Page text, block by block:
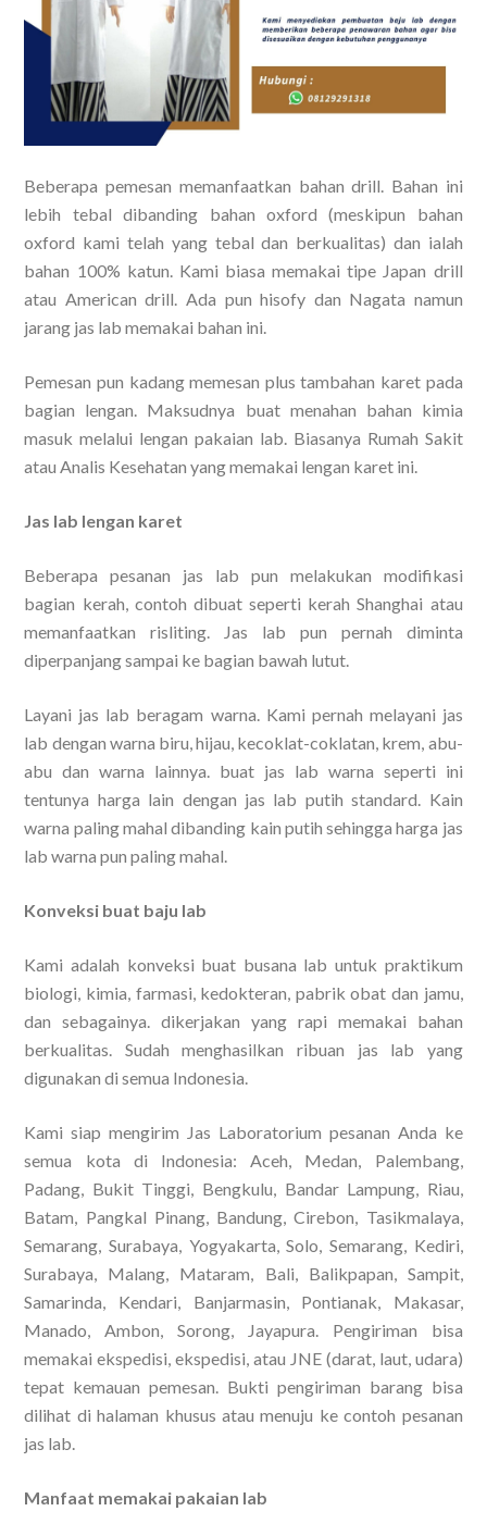
Beberapa pemesan memanfaatkan bahan drill. Bahan ini
lebih tebal dibanding bahan oxford (meskipun bahan
oxford kami telah yang tebal dan berkualitas) dan ialah
bahan 100% katun. Kami biasa memakai tipe Japan drill
atau American drill. Ada pun hisofy dan Nagata namun
jarang jas lab memakai bahan ini.
Pemesan pun kadang memesan plus tambahan karet pada
bagian lengan. Maksudnya buat menahan bahan kimia
masuk melalui lengan pakaian lab. Biasanya Rumah Sakit
atau Analis Kesehatan yang memakai lengan karet ini.
Jas lab lengan karet
Beberapa pesanan jas lab pun melakukan modifikasi
bagian kerah, contoh dibuat seperti kerah Shanghai atau
memanfaatkan risliting. Jas lab pun pernah diminta
diperpanjang sampai ke bagian bawah lutut.
Layani jas lab beragam warna. Kami pernah melayani jas
lab dengan warna biru, hijau, kecoklat-coklatan, krem, abu-
abu dan warna lainnya. buat jas lab warna seperti ini
tentunya harga lain dengan jas lab putih standard. Kain
warna paling mahal dibanding kain putih sehingga harga jas
lab warna pun paling mahal.
Konveksi buat baju lab
Kami adalah konveksi buat busana lab untuk praktikum
biologi, kimia, farmasi, kedokteran, pabrik obat dan jamu,
dan sebagainya. dikerjakan yang rapi memakai bahan
berkualitas. Sudah menghasilkan ribuan jas lab yang
digunakan di semua Indonesia.
Kami siap mengirim Jas Laboratorium pesanan Anda ke
semua kota di Indonesia: Aceh, Medan, Palembang,
Padang, Bukit Tinggi, Bengkulu, Bandar Lampung, Riau,
Batam, Pangkal Pinang, Bandung, Cirebon, Tasikmalaya,
Semarang, Surabaya, Yogyakarta, Solo, Semarang, Kediri,
Surabaya, Malang, Mataram, Bali, Balikpapan, Sampit,
Samarinda, Kendari, Banjarmasin, Pontianak, Makasar,
Manado, Ambon, Sorong, Jayapura. Pengiriman bisa
memakai ekspedisi, ekspedisi, atau JNE (darat, laut, udara)
tepat kemauan pemesan. Bukti pengiriman barang bisa
dilihat di halaman khusus atau menuju ke contoh pesanan
jas lab.
Manfaat memakai pakaian lab